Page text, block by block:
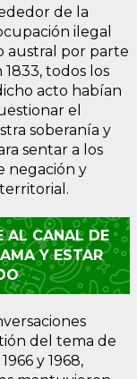
de la
ilegal
austral por parte
todos los
acto habían
el
soberanía y
sentar a los
negación y
AL CANAL DE
Y ESTAR
del tema de
y 1968,